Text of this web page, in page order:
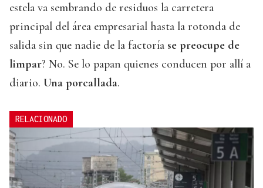
estela va sembrando de residuos la carretera
principal del área empresarial hasta la rotonda de
salida sin que nadie de la factoría se preocupe de
limpar? No. Se lo papan quienes conducen por allí a
diario. Una porcallada.
RELACIONADO